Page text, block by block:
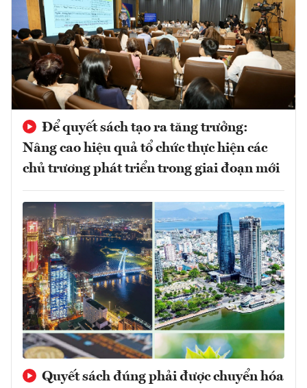
Để quyết sách tạo ra tăng trưởng:
Nâng cao hiệu quả tổ chức thực hiện các
chủ trương phát triển trong giai đoạn mới
Quyết sách đúng phải được chuyển hóa